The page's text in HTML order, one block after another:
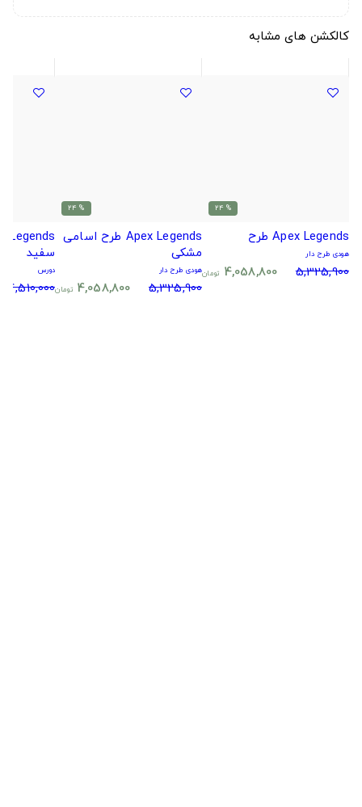
کالکشن های مشابه
% 24
Apex Legends طرح
هودی طرح دار
5,325,900
4,058,800 تومان
% 24
Apex Legends طرح اسامی
مشکی
هودی طرح دار
5,325,900
4,058,800 تومان
سفید
دورس
4,510,000